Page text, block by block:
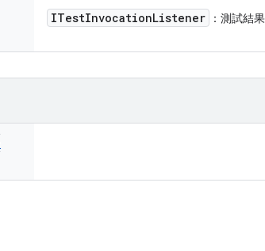
ITestInvocationListener ：測試結